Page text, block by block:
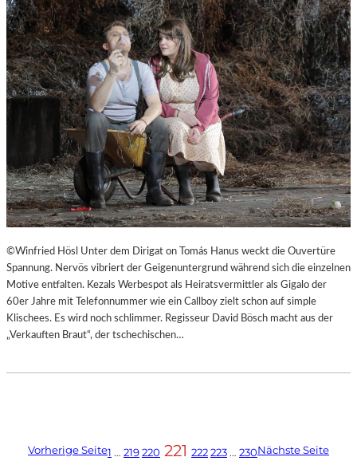
©Winfried Hösl Unter dem Dirigat on Tomás Hanus weckt die Ouvertüre
Spannung. Nervös vibriert der Geigenuntergrund während sich die einzelnen
Motive entfalten. Kezals Werbespot als Heiratsvermittler als Gigalo der
60er Jahre mit Telefonnummer wie ein Callboy zielt schon auf simple
Klischees. Es wird noch schlimmer. Regisseur David Bösch macht aus der
„Verkauften Braut“, der tschechischen…
Vorherige Seite1 … 219220 221 222223 … 230Nächste Seite